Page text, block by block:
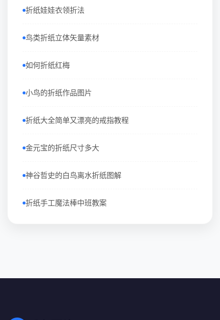
折纸娃娃衣领折法
鸟类折纸立体矢量素材
如何折纸红梅
小鸟的折纸作品图片
折纸大全简单又漂亮的戒指教程
金元宝的折纸尺寸多大
神谷哲史的白鸟离水折纸图解
折纸手工魔法棒中班教案